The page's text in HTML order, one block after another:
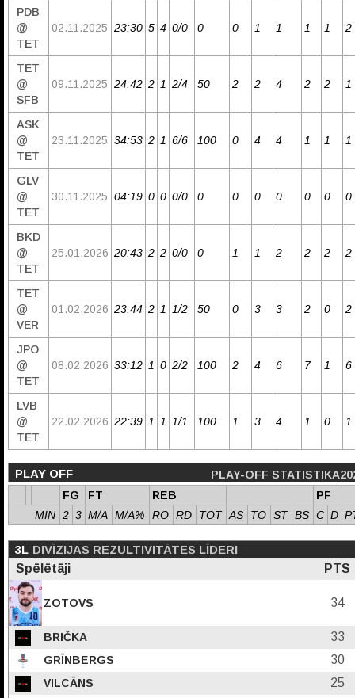
PDB
@
TET
02.11.2025 23:30 5 4 0/0 0 0 1 1 1 1 2
TET
@
SFB
09.11.2025 24:42 2 1 2/4 50 2 2 4 2 2 1
ASK
@
TET
23.11.2025 34:53 2 1 6/6 100 0 4 4 1 1 1
GLV
@
TET
30.11.2025 04:19 0 0 0/0 0 0 0 0 0 0 0
BKD
@
TET
25.01.2026 20:43 2 2 0/0 0 1 1 2 2 2 2
TET
@
VER
01.02.2026 23:44 2 1 1/2 50 0 3 3 2 0 2
JPO
@
TET
08.02.2026 33:12 1 0 2/2 100 2 4 6 7 1 6
LVB
@
TET
22.02.2026 22:39 1 1 1/1 100 1 3 4 1 0 1
PLAY OFF
PLAY-OFF
FG
FT REB
PF
MIN 2 3 M/A M/A% RO RD TOT AS TO ST BS C D
3L DIVĪZIJAS REZULTIVITĀTES LĪDERI
Spēlētāji
PTS
ZOTOVS 34
BRIČKA 33
GRĪNBERGS 30
VILCĀNS 25